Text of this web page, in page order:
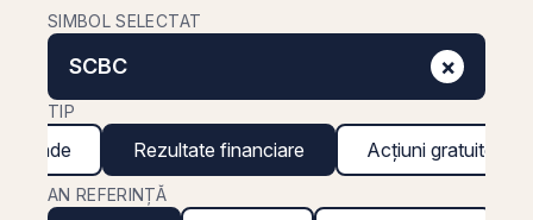
SIMBOL SELECTAT
SCBC ×
TIP
Rezultate financiare Acțiuni gratuite
AN REFERINȚĂ